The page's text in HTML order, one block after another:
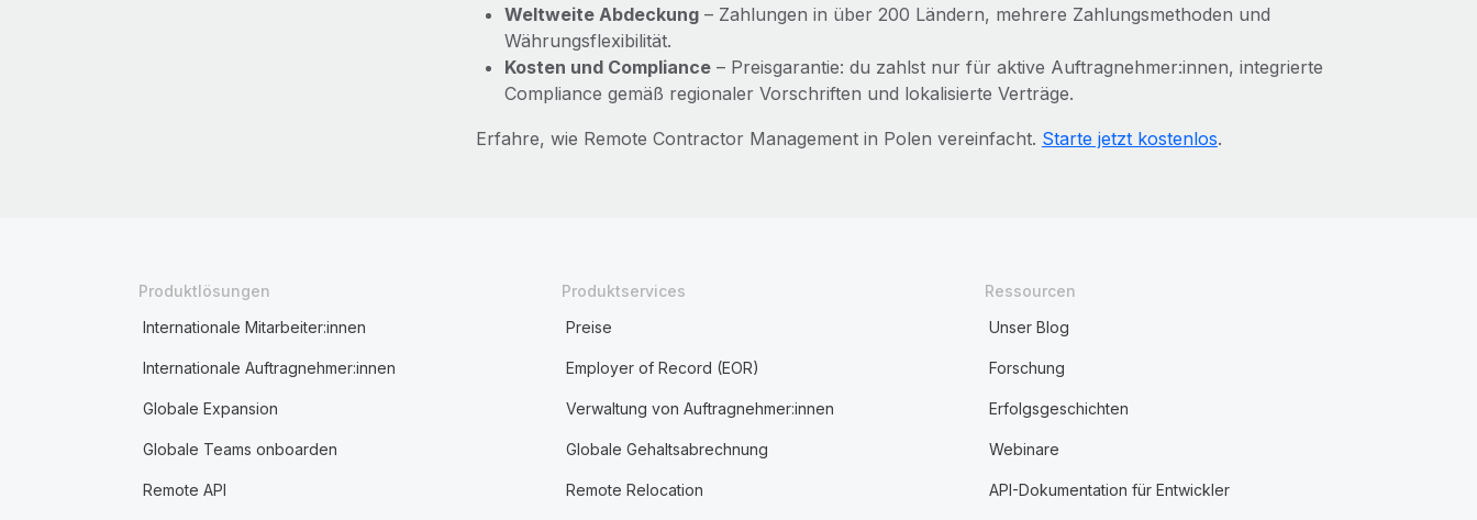
Weltweite Abdeckung– Zahlungen in über 200 Ländern, mehrere Zahlungsmethoden und
Währungsflexibilität.
Kosten und Compliance– Preisgarantie: du zahlst nur für aktive Auftragnehmer:innen, integrierte
Compliance gemäß regionaler Vorschriften und lokalisierte Verträge.
Erfahre, wie Remote Contractor Management in Polen vereinfacht. Starte jetzt kostenlos.
Produktlösungen
Internationale Mitarbeiter:innen
Internationale Auftragnehmer:innen
Globale Expansion
Globale Teams onboarden
Remote API
Produktservices
Preise
Employer of Record (EOR)
Verwaltung von Auftragnehmer:innen
Globale Gehaltsabrechnung
Remote Relocation
Ressourcen
Unser Blog
Forschung
Erfolgsgeschichten
Webinare
API-Dokumentation für Entwickler